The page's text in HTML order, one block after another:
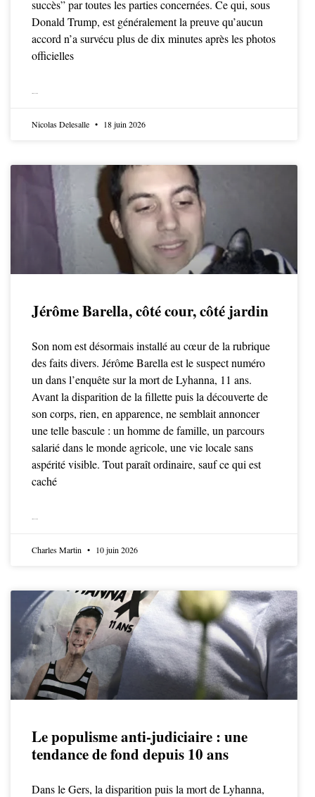
succès” par toutes les parties concernées. Ce qui, sous
Donald Trump, est généralement la preuve qu’aucun
accord n’a survécu plus de dix minutes après les photos
officielles
Nicolas Delesalle 18 juin 2026
Jérôme Barella, côté cour, côté jardin
Son nom est désormais installé au cœur de la rubrique
des faits divers. Jérôme Barella est le suspect numéro
un dans l’enquête sur la mort de Lyhanna, 11 ans.
Avant la disparition de la fillette puis la découverte de
son corps, rien, en apparence, ne semblait annoncer
une telle bascule : un homme de famille, un parcours
salarié dans le monde agricole, une vie locale sans
aspérité visible. Tout paraît ordinaire, sauf ce qui est
caché
Charles Martin 10 juin 2026
Le populisme anti-judiciaire : une
tendance de fond depuis 10 ans
Dans le Gers, la disparition puis la mort de Lyhanna,